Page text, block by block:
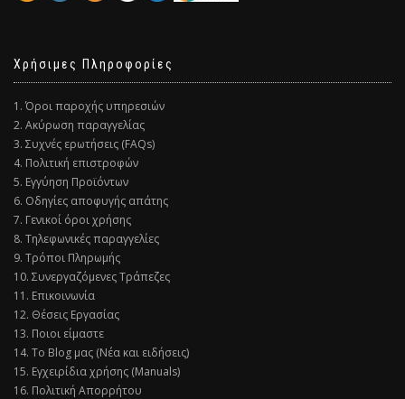
Χρήσιμες Πληροφορίες
1. Όροι παροχής υπηρεσιών
2. Ακύρωση παραγγελίας
3. Συχνές ερωτήσεις (FAQs)
4. Πολιτική επιστροφών
5. Εγγύηση Προϊόντων
6. Οδηγίες αποφυγής απάτης
7. Γενικοί όροι χρήσης
8. Τηλεφωνικές παραγγελίες
9. Τρόποι Πληρωμής
10. Συνεργαζόμενες Τράπεζες
11. Επικοινωνία
12. Θέσεις Εργασίας
13. Ποιοι είμαστε
14. Το Blog μας (Νέα και ειδήσεις)
15. Εγχειρίδια χρήσης (Manuals)
16. Πολιτική Απορρήτου